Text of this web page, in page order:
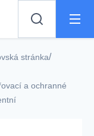
stránka/
a ochranné